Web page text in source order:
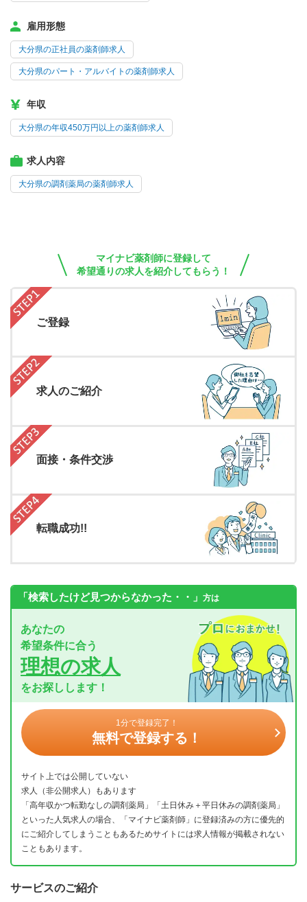
雇用形態
大分県の正社員の薬剤師求人
大分県のパート・アルバイトの薬剤師求人
年収
大分県の年収450万円以上の薬剤師求人
求人内容
大分県の調剤薬局の薬剤師求人
マイナビ薬剤師に登録して
希望通りの求人を紹介してもらう！
ご登録
求人のご紹介
面接・条件交渉
転職成功!!
「検索したけど見つからなかった・・」 方は
あなたの
希望条件に合う
理想の求人
をお探しします！
1分で登録完了！
無料で登録する！
サイト上では公開していない
求人（非公開求人）もあります
「高年収かつ転勤なしの調剤薬局」「土日休み＋平日休みの調剤薬局」
といった人気求人の場合、「マイナビ薬剤師」に登録済みの方に優先的
にご紹介してしまうこともあるためサイトには求人情報が掲載されない
こともあります。
サービスのご紹介